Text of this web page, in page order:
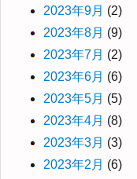
2023年9月 (2)
2023年8月 (9)
2023年7月 (2)
2023年6月 (6)
2023年5月 (5)
2023年4月 (8)
2023年3月 (3)
2023年2月 (6)